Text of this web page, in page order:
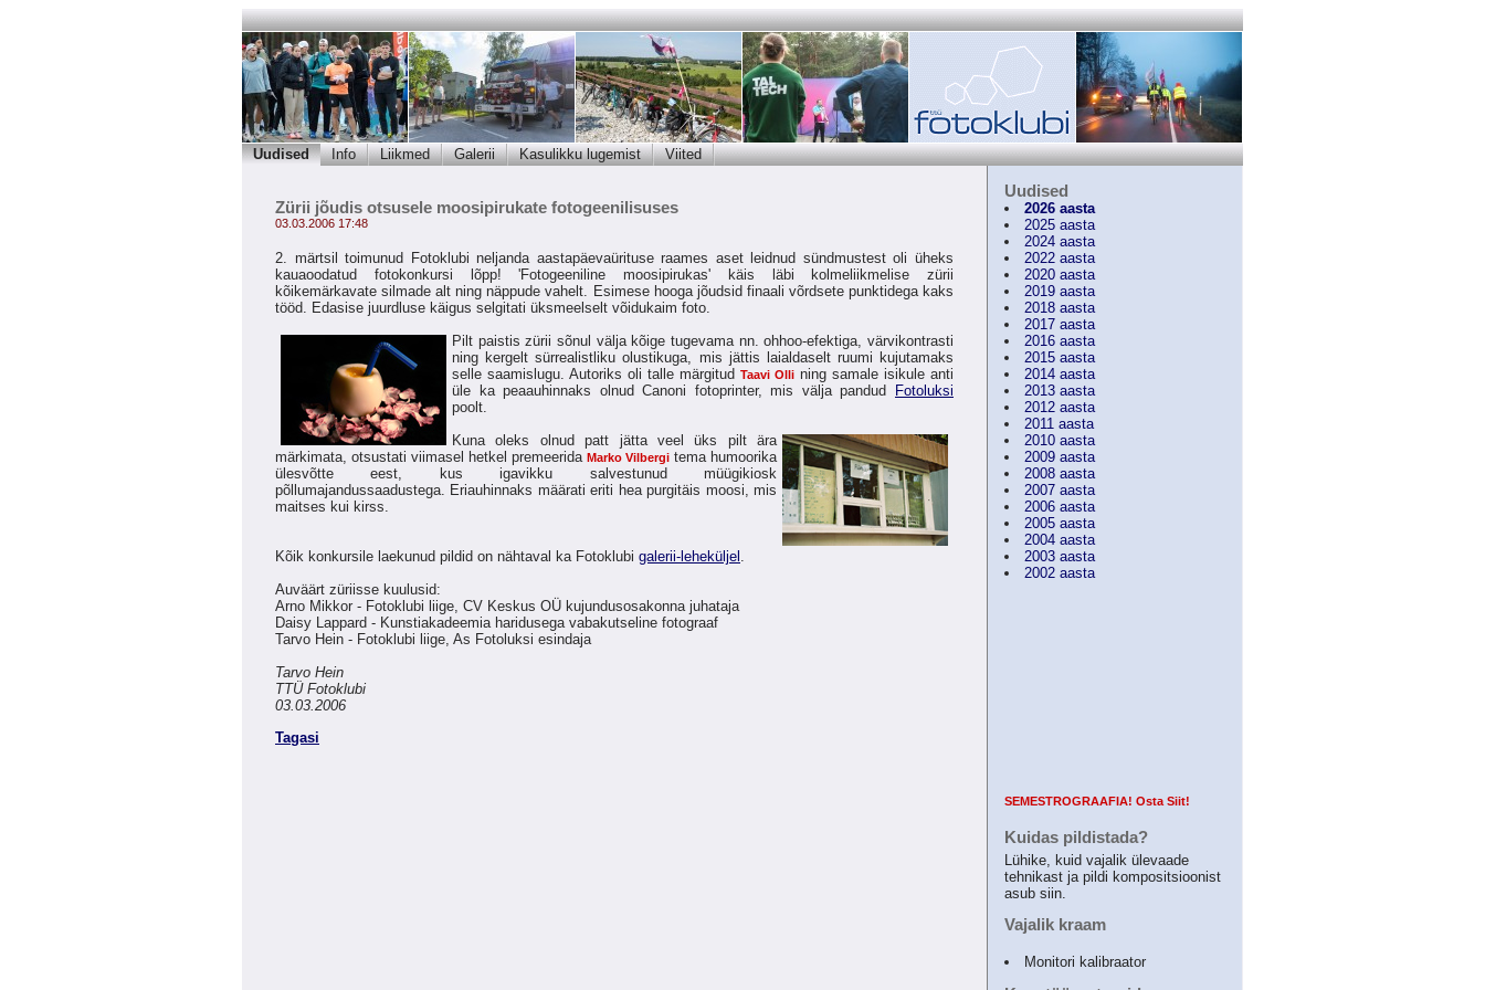
Uudised Info Liikmed Galerii Kasulikku lugemist Viited
Zürii jõudis otsusele moosipirukate fotogeenilisuses
03.03.2006 17:48
2. märtsil toimunud Fotoklubi neljanda aastapäevaürituse raames aset leidnud sündmustest oli üheks
kauaoodatud fotokonkursi lõpp! 'Fotogeeniline moosipirukas' käis läbi kolmeliikmelise zürii
kõikemärkavate silmade alt ning näppude vahelt. Esimese hooga jõudsid finaali võrdsete punktidega kaks
tööd. Edasise juurdluse käigus selgitati üksmeelselt võidukaim foto.
Pilt paistis zürii sõnul välja kõige tugevama nn. ohhoo-efektiga, värvikontrasti
ning kergelt sürrealistliku olustikuga, mis jättis laialdaselt ruumi kujutamaks
selle saamislugu. Autoriks oli talle märgitud Taavi Olli ning samale isikule anti
üle ka peaauhinnaks olnud Canoni fotoprinter, mis välja pandud
Fotoluksi
poolt.
Kuna oleks olnud patt jätta veel üks pilt ära
märkimata, otsustati viimasel hetkel premeerida Marko Vilbergi tema humoorika
ülesvõtte eest, kus igavikku salvestunud müügikiosk
põllumajandussaadustega. Eriauhinnaks määrati eriti hea purgitäis moosi, mis
maitses kui kirss.
Kõik konkursile laekunud pildid on nähtaval ka Fotoklubi galerii-leheküljel .
Auväärt züriisse kuulusid:
Arno Mikkor - Fotoklubi liige, CV Keskus OÜ kujundusosakonna juhataja
Daisy Lappard - Kunstiakadeemia haridusega vabakutseline fotograaf
Tarvo Hein - Fotoklubi liige, As Fotoluksi esindaja
Tarvo Hein
TTÜ Fotoklubi
03.03.2006
Tagasi
Uudised
2026 aasta
2025 aasta
2024 aasta
2022 aasta
2020 aasta
2019 aasta
2018 aasta
2017 aasta
2016 aasta
2015 aasta
2014 aasta
2013 aasta
2012 aasta
2011 aasta
2010 aasta
2009 aasta
2008 aasta
2007 aasta
2006 aasta
2005 aasta
2004 aasta
2003 aasta
2002 aasta
SEMESTROGRAAFIA! Osta Siit!
Kuidas pildistada?
Lühike, kuid vajalik ülevaade
tehnikast ja pildi kompositsioonist
asub siin.
Vajalik kraam
Monitori kalibraator